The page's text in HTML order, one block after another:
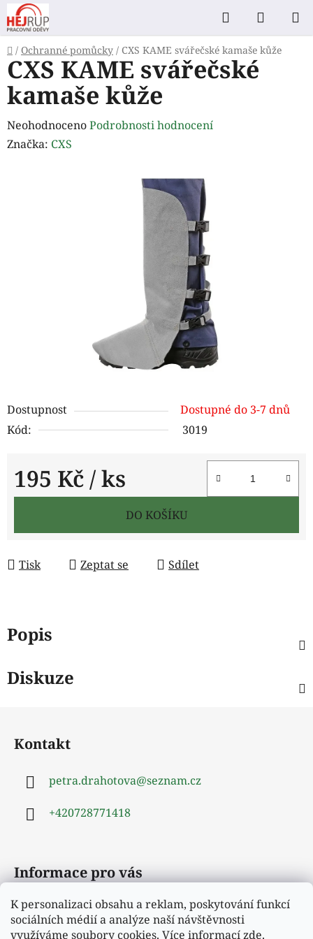
K personalizaci obsahu a reklam, poskytování funkcí
sociálních médií a analýze naší návštěvnosti
využíváme soubory cookies. Více informacízde.
Přejít
na
obsah
Hledat
KOŠÍK
Domů
/ Ochranné pomůcky / CXS KAME svářečské kamaše kůže
Dostupnost
Dostupné do 3-7 dnů
Kód:
3019
195 Kč / ks
Měrná cena:
DO KOŠÍKU
Tisk Zeptat se Sdílet
CXS KAME svářečské
kamaše kůže
Průměrné
hodnocení
NeohodnocenoPodrobnosti hodnocení
Značka: CXS
Popis
Diskuze
Kontakt
petra.drahotova@seznam.cz
+420728771418
Informace pro vás
Obchodní podmínky
Podmínky ochrany osobních údajů